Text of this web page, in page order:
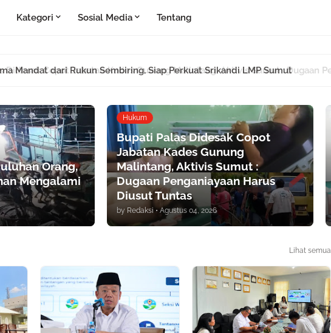
Kategori Sosial Media Tentang
Mandat dari Rukun Sembiring, Siap Perkuat Srikandi LMP Sumut
Orang,
Mengalami
Hukum
Bupati Palas Didesak Copot
Jabatan Kades Gunung
Malintang, Aktivis Sumut :
Dugaan Penganiayaan Harus
Diusut Tuntas
by Redaksi • Agustus 04, 2026
Lihat semua